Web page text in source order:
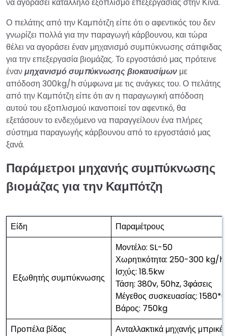
να αγοράσει κατάλληλο εξοπλισμό επεξεργασίας στην Κίνα.
Ο πελάτης από την Καμπότζη είπε ότι ο αφεντικός του δεν
γνωρίζει πολλά για την παραγωγή κάρβουνου, και τώρα
θέλει να αγοράσει έναν μηχανισμό συμπύκνωσης σάπφιδας
για την επεξεργασία βιομάζας. Το εργοστάσιό μας πρότεινε
ένανμηχανισμό συμπύκνωσης βιοκαυσίμων με
απόδοση 300kg/h σύμφωνα με τις ανάγκες του. Ο πελάτης
από την Καμπότζη είπε ότι αν η παραγωγική απόδοση
αυτού του εξοπλισμού ικανοποιεί τον αφεντικό, θα
εξετάσουν το ενδεχόμενο να παραγγείλουν ένα πλήρες
σύστημα παραγωγής κάρβουνου από το εργοστάσιό μας
ξανά.
Παράμετροι μηχανής συμπύκνωσης
βιομάζας για την Καμπότζη
Είδη Παραμέτρους
Εξωθητής συμπύκνωσης
Μοντέλο: SL-50
Χωρητικότητα: 250-300 kg/h
Ισχύς: 18.5kw
Τάση: 380v, 50hz, 3φάσεις
Μέγεθος συσκευασίας:
Βάρος: 750kg
Προπέλα βίδας
Ανταλλακτικά μηχανής